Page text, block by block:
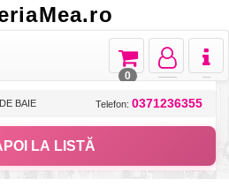
Toggle
Toggle
navigation
Toggle
navigation
0
BAIE Telefon: 0371236355
LA LISTĂ